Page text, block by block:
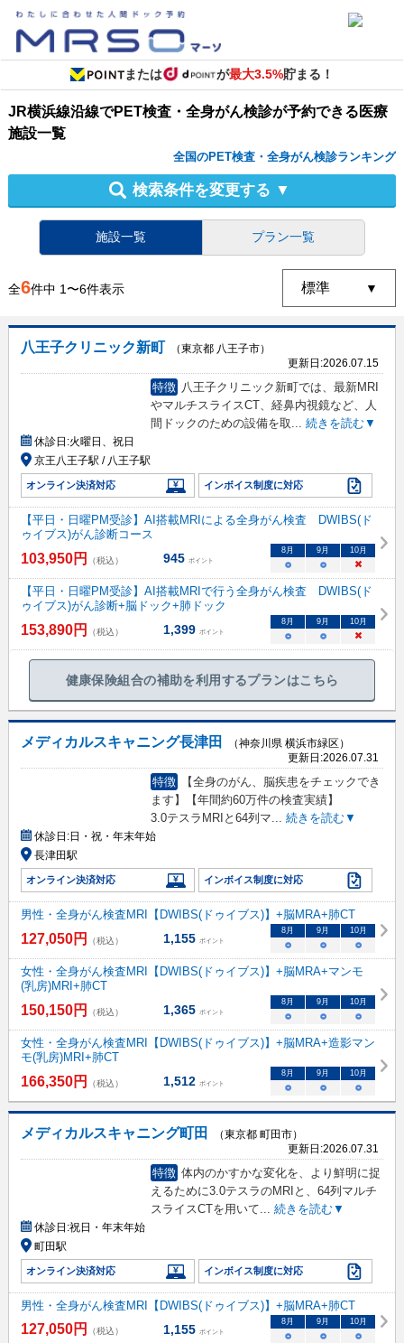
または が最大3.5%貯まる！
JR横浜線沿線でPET検査・全身がん検診が予約できる医療
施設一覧
全国のPET検査・全身がん検診ランキング
検索条件を変更する ▼
施設一覧 プラン一覧
全6件中 1〜6件表示
八王子クリニック新町
（東京都 八王子市）
更新日:2026.07.15
特徴 八王子クリニック新町では、最新MRI
やマルチスライスCT、経鼻内視鏡など、人
間ドックのための設備を取 ... 続きを読む▼
休診日:火曜日、祝日
京王八王子駅 / 八王子駅
オンライン決済対応 インボイス制度に対応
【平日・日曜PM受診】AI搭載MRIによる全身がん検査 DWIBS(ド
ゥイブス)がん診断コース
103,950円 （税込） 945 ポイント
8月 9月 10月
○ ○ ×
【平日・日曜PM受診】AI搭載MRIで行う全身がん検査 DWIBS(ド
ゥイブス)がん診断+脳ドック+肺ドック
153,890円 （税込） 1,399 ポイント
8月 9月 10月
○ ○ ×
健康保険組合の補助を利用するプランはこちら
メディカルスキャニング長津田
（神奈川県 横浜市緑区）
更新日:2026.07.31
特徴
【全身のがん、脳疾患をチェックでき
ます】【年間約60万件の検査実績】
3.0テスラMRIと64列マ... 続きを読む▼
休診日:日・祝・年末年始
長津田駅
オンライン決済対応 インボイス制度に対応
男性・全身がん検査MRI【DWIBS(ドゥイブス)】+脳MRA+肺CT
127,050円 （税込） 1,155 ポイント
8月 9月 10月
○ ○ ○
女性・全身がん検査MRI【DWIBS(ドゥイブス)】+脳MRA+マンモ
(乳房)MRI+肺CT
150,150円 （税込） 1,365 ポイント
8月 9月 10月
○ ○ ○
女性・全身がん検査MRI【DWIBS(ドゥイブス)】+脳MRA+造影マン
モ(乳房)MRI+肺CT
166,350円 （税込） 1,512 ポイント
8月 9月 10月
○ ○ ○
メディカルスキャニング町田
（東京都 町田市）
更新日:2026.07.31
特徴 体内のかすかな変化を、より鮮明に捉
えるために3.0テスラのMRIと、64列マルチ
スライスCTを用いて
続きを読む▼
休診日:祝日・年末年始
町田駅
オンライン決済対応 インボイス制度に対応
男性・全身がん検査MRI【DWIBS(ドゥイブス)】+脳MRA+肺CT
127,050円 （税込） 1,155 ポイント
8 月 9 月 10月
○ ○ ○